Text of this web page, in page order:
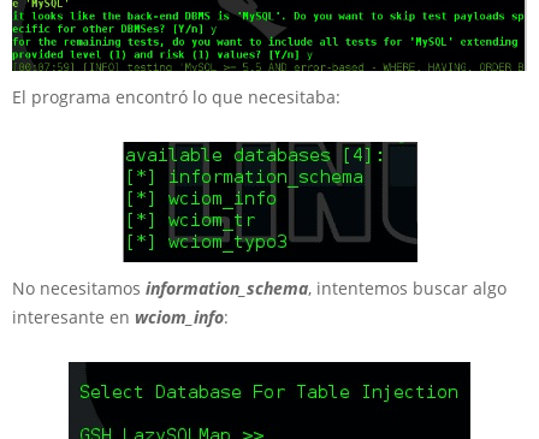
El programa encontró lo que necesitaba:
No necesitamos information_schema, intentemos buscar algo
interesante en wciom_info: